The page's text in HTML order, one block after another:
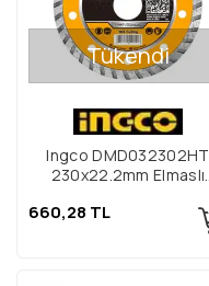
Tükendi
Ingco DMD032302HT
230x22.2mm Elmaslı
660,28 TL